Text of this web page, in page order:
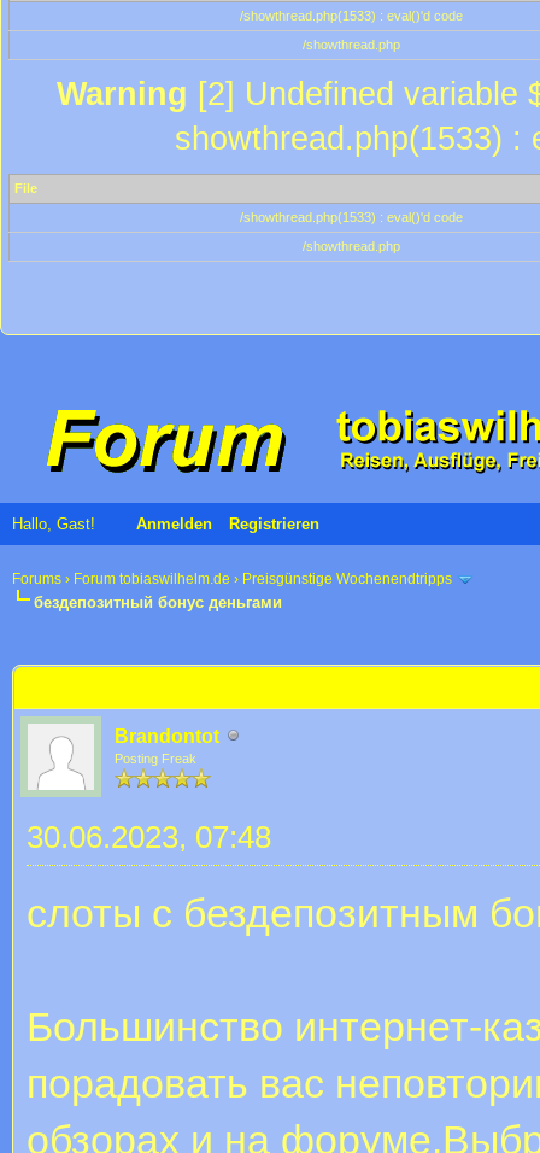
/showthread.php(1533) : eval()'d code
/showthread.php
Warning [2] Undefined variable
showthread.php(1533) :
File
/showthread.php(1533) : eval()'d code
/showthread.php
Hallo, Gast! Anmelden Registrieren
Forums › Forum tobiaswilhelm.de › Preisgünstige Wochenendtripps
бездепозитный бонус деньгами
Brandontot
Posting Freak
30.06.2023, 07:48
слоты с бездепозитным
Большинство интернет-
порадовать вас
обзорах и на